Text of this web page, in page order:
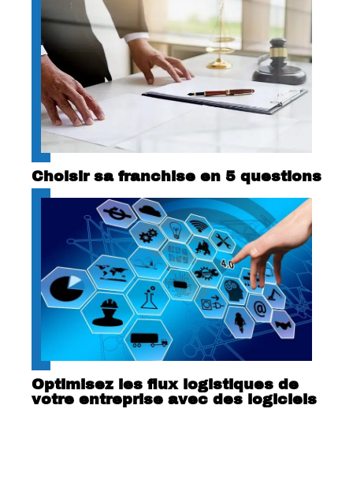
Choisir sa franchise en 5 questions
Optimisez les flux logistiques de
votre entreprise avec des logiciels